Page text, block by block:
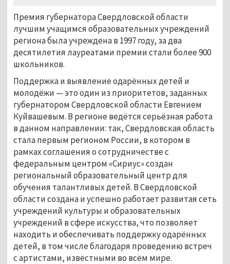
Премия губернатора Свердловской области
лучшим учащимся образовательных учреждений
региона была учреждена в 1997 году, за два
десятилетия лауреатами премии стали более 900
школьников.
Поддержка и выявление одарённых детей и
молодёжи — это один из приоритетов, заданных
губернатором Свердловской области Евгением
Куйвашевым. В регионе ведётся серьёзная работа
в данном направлении: так, Свердловская область
стала первым регионом России, в котором в
рамках соглашения о сотрудничестве с
федеральным центром «Сириус» создан
региональный образовательный центр для
обучения талантливых детей. В Свердловской
области создана и успешно работает развитая сеть
учреждений культуры и образовательных
учреждений в сфере искусства, что позволяет
находить и обеспечивать поддержку одарённых
детей, в том числе благодаря проведению встреч
с артистами, известными во всём мире.